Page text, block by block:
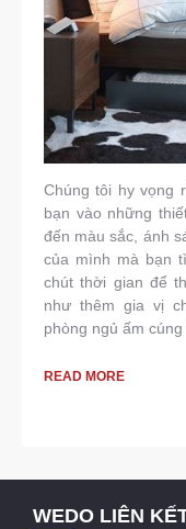
Chúng tôi hy vọng
bạn vào những
đến màu sắc, ánh
của mình mà bạn
chút thời gian để
như thêm gia vị
phòng ngủ ấm
READ MORE
WEDO LIÊN